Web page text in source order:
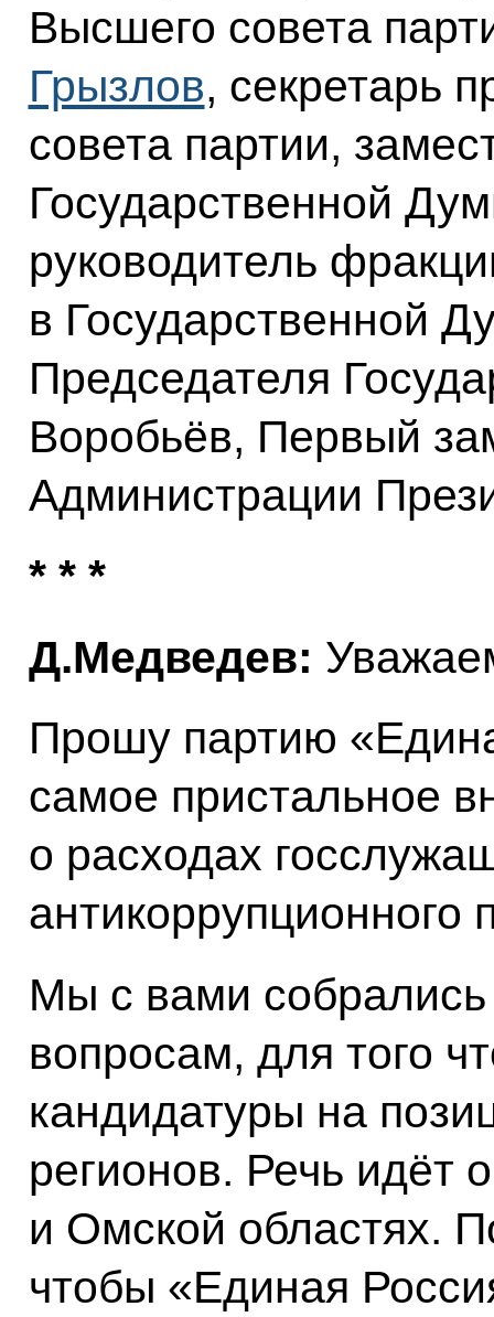
Высшего совета
Грызлов, секретарь
совета партии,
Государственной
руководитель
в Государственной
Председателя
Воробьёв, Первый
Администрации
* * *
Д.Медведев:
Прошу партию
самое пристальное
о расходах
антикоррупционного
Мы с вами
вопросам, для того
кандидатуры на
регионов. Речь идёт
и Омской областях.
чтобы «Единая